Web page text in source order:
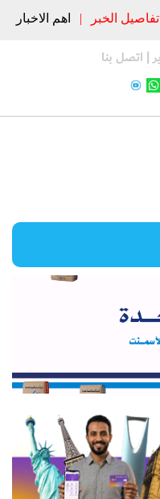
تفاصيل الخبر | اهم الاخبار